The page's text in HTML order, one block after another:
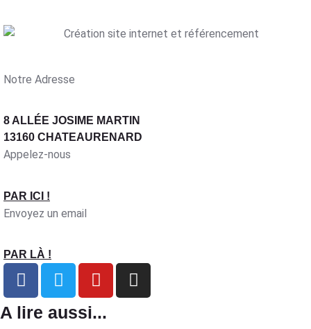
Notre Adresse
8 ALLÉE JOSIME MARTIN
13160 CHATEAURENARD
Appelez-nous
PAR ICI !
Envoyez un email
PAR LÀ !
A lire aussi...